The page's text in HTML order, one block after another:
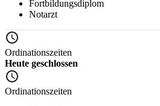
Fortbildungsdiplom
Notarzt
Ordinationszeiten
Heute geschlossen
Ordinationszeiten